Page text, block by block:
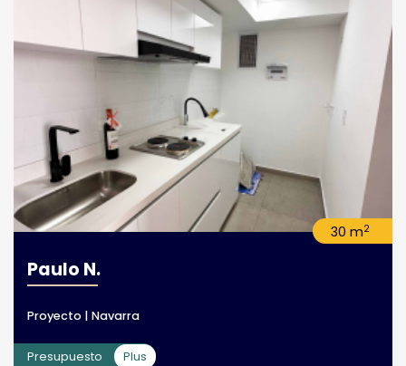
30 m2
Paulo N.
Proyecto | Navarra
Presupuesto Plus